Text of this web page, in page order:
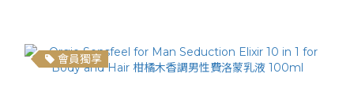
會員獨享